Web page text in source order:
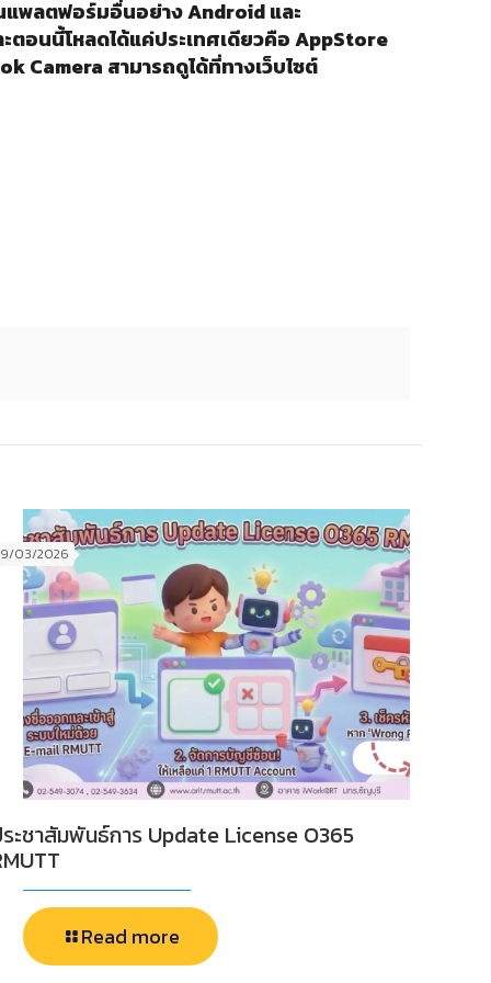
แพลตฟอร์มอื่นอย่าง Android และ
ตอนนี้โหลดได้แค่ประเทศเดียวคือ AppStore
Camera สามารถดูได้ที่ทางเว็บไซต์
03/2026
ะชาสัมพันธ์การ Update License O365
Read more